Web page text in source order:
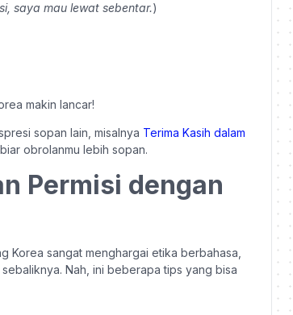
saya mau lewat sebentar.)
makin lancar!
sopan lain, misalnya Terima Kasih dalam
obrolanmu lebih sopan.
Permisi dengan
Korea sangat menghargai etika berbahasa,
Nah, ini beberapa tips yang bisa